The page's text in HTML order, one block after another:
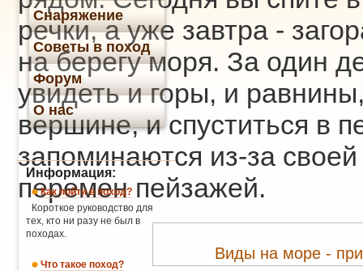
речки, а уже завтра -
на берегу моря. За один
увидеть и горы, и
вершине, и спуститься в
запоминаются из-за
перемен пейзажей.
Виды на море -
Снаряжение
Советы в поход
Форум
О нас
Информация:
Как пойти в поход?
Короткое руководство для
тех, кто ни разу не был в
походах.
Что такое поход?